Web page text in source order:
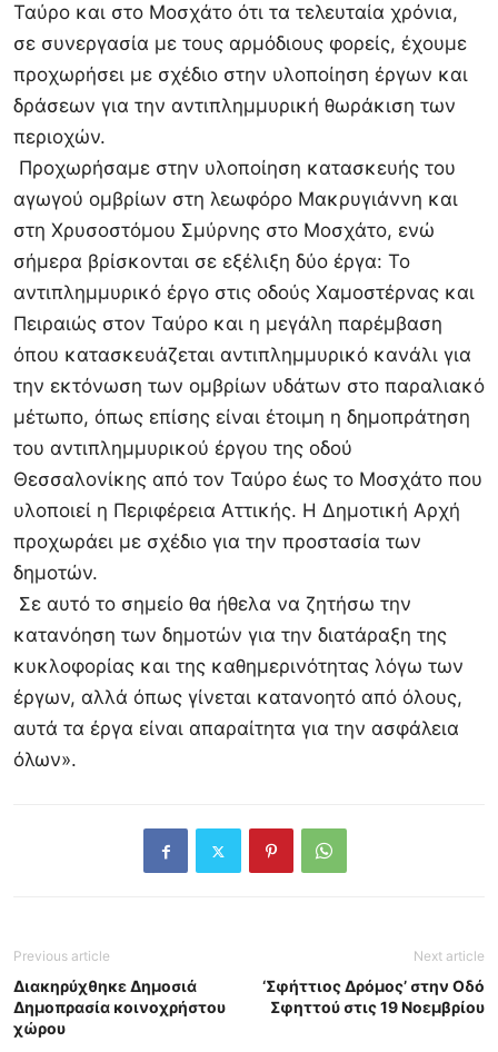
Ταύρο και στο Μοσχάτο ότι τα τελευταία χρόνια,
σε συνεργασία με τους αρμόδιους φορείς, έχουμε
προχωρήσει με σχέδιο στην υλοποίηση έργων και
δράσεων για την αντιπλημμυρική θωράκιση των
περιοχών.
Προχωρήσαμε στην υλοποίηση κατασκευής του
αγωγού ομβρίων στη λεωφόρο Μακρυγιάννη και
στη Χρυσοστόμου Σμύρνης στο Μοσχάτο, ενώ
σήμερα βρίσκονται σε εξέλιξη δύο έργα: Το
αντιπλημμυρικό έργο στις οδούς Χαμοστέρνας και
Πειραιώς στον Ταύρο και η μεγάλη παρέμβαση
όπου κατασκευάζεται αντιπλημμυρικό κανάλι για
την εκτόνωση των ομβρίων υδάτων στο παραλιακό
μέτωπο, όπως επίσης είναι έτοιμη η δημοπράτηση
του αντιπλημμυρικού έργου της οδού
Θεσσαλονίκης από τον Ταύρο έως το Μοσχάτο που
υλοποιεί η Περιφέρεια Αττικής. Η Δημοτική Αρχή
προχωράει με σχέδιο για την προστασία των
δημοτών.
Σε αυτό το σημείο θα ήθελα να ζητήσω την
κατανόηση των δημοτών για την διατάραξη της
κυκλοφορίας και της καθημερινότητας λόγω των
έργων, αλλά όπως γίνεται κατανοητό από όλους,
αυτά τα έργα είναι απαραίτητα για την ασφάλεια
όλων».
Previous article
Διακηρύχθηκε Δημοσιά
Δημοπρασία κοινοχρήστου
χώρου
Next article
‘Σφήττιος Δρόμος’ στην Οδό
Σφηττού στις 19 Νοεμβρίου